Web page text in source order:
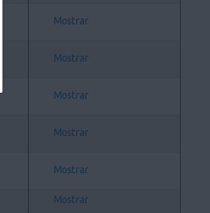
Mostrar
Mostrar
Mostrar
Mostrar
Mostrar
Mostrar